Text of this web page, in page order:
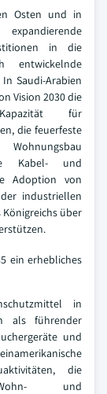
Osten und in
in die
entwickelnde
Saudi-Arabien
Vision 2030 die
für
die feuerfeste
Kabel- und
Adoption von
industriellen
über
ein erhebliches
in
als führender
und
die
und